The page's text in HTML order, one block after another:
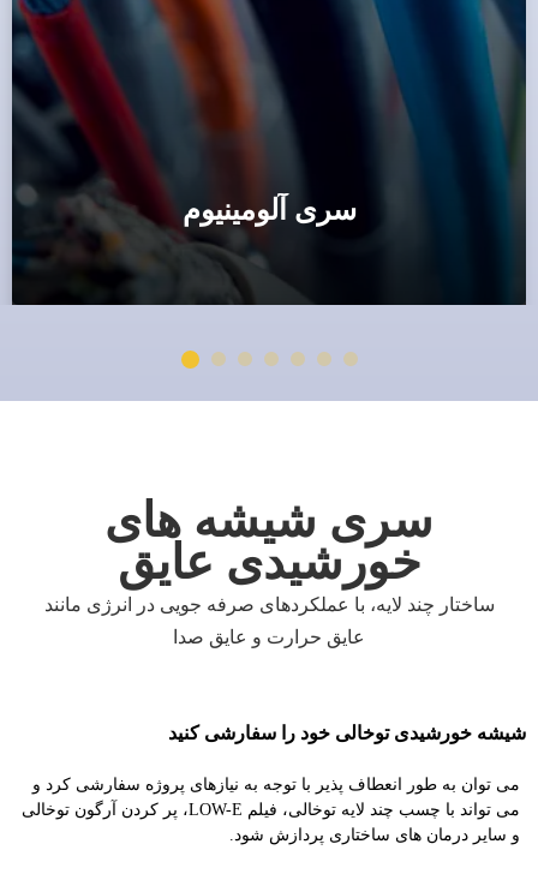
سری آلومینیوم
سری شیشه های
خورشیدی عایق
ساختار چند لایه، با عملکردهای صرفه جویی در انرژی مانند
عایق حرارت و عایق صدا
شیشه خورشیدی توخالی خود را سفارشی کنید
می توان به طور انعطاف پذیر با توجه به نیازهای پروژه سفارشی کرد و
می تواند با چسب چند لایه توخالی، فیلم LOW-E، پر کردن آرگون توخالی
و سایر درمان های ساختاری پردازش شود.